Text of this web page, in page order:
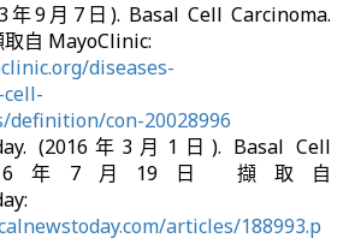
年9月7日). Basal Cell Carcinoma.
自 MayoClinic:
diseases-
definition/con-20028996
(2016年3月1日). Basal Cell
2016年7月19日 擷取自
articles/188993.p